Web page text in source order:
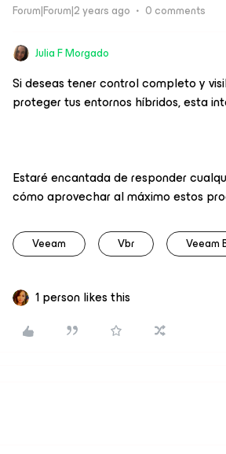
Forum|Forum|2 years ago 0 comments
Julia F Morgado
Si deseas tener control completo y
proteger tus entornos híbridos, esta
Estaré encantada de responder
cómo aprovechar al máximo estos
Veeam Vbr Veeam
1 person likes this